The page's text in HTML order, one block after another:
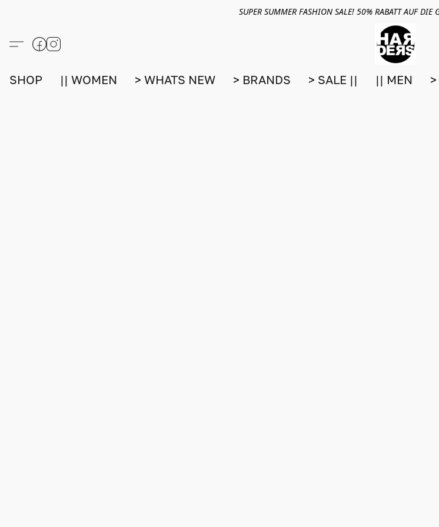
SUPER SUMMER FASHION SALE! 50% RABATT AUF DIE
SHOP || WOMEN > WHATS NEW > BRANDS > SALE || || MEN